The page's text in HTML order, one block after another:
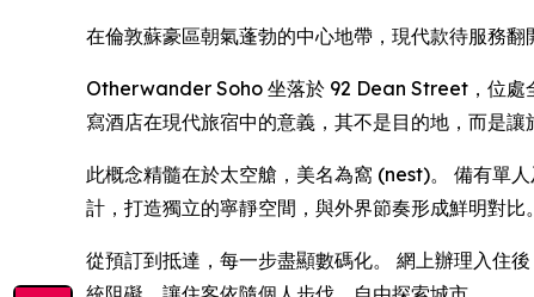
在倫敦蘇豪區朝氣蓬勃的中心地帶，現代款待服務翻
Otherwander Soho 坐落於 92 Dean Street，位處
寫酒店在現代旅宿中的意義，其不是目的地，而是讓
此概念精髓在於太空艙，美名為窩 (nest)。 備有單
計，打造獨立的寧靜空間，與外界節奏形成鮮明對比。
從預訂到抵達，每一步盡顯數碼化。 網上辦理入住